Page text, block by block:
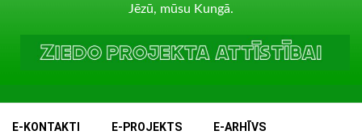
Jēzū, mūsu Kungā.
E-KONTAKTI E-PROJEKTS E-ARHĪVS